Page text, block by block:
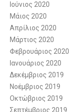
Ιούνιος 2020
Μάιος 2020
Απρίλιος 2020
Μάρτιος 2020
Φεβρουάριος 2020
Ιανουάριος 2020
Δεκέμβριος 2019
Νοέμβριος 2019
Οκτώβριος 2019
Σεπτέμβριος 2019